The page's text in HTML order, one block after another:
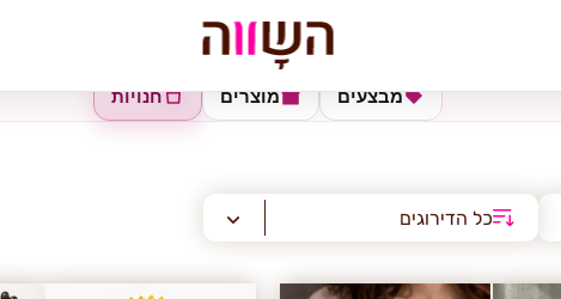
חנויות מוצרים מבצעים
כל הדירוגים